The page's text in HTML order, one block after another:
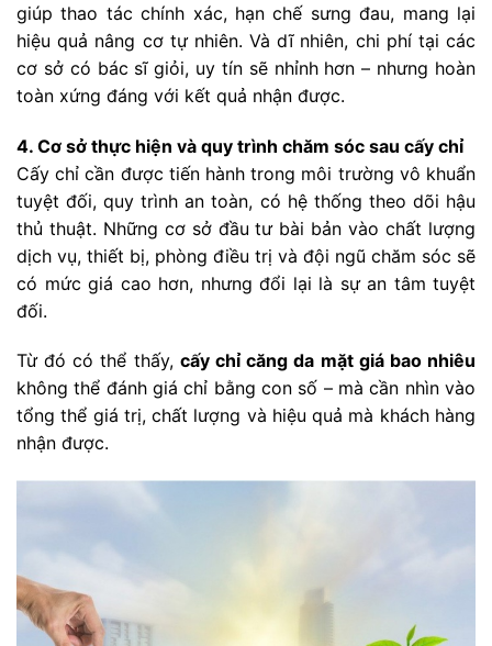
giúp thao tác chính xác, hạn chế sưng đau, mang lại
hiệu quả nâng cơ tự nhiên. Và dĩ nhiên, chi phí tại các
cơ sở có bác sĩ giỏi, uy tín sẽ nhỉnh hơn – nhưng hoàn
toàn xứng đáng với kết quả nhận được.
4. Cơ sở thực hiện và quy trình chăm sóc sau cấy chỉ
Cấy chỉ cần được tiến hành trong môi trường vô khuẩn
tuyệt đối, quy trình an toàn, có hệ thống theo dõi hậu
thủ thuật. Những cơ sở đầu tư bài bản vào chất lượng
dịch vụ, thiết bị, phòng điều trị và đội ngũ chăm sóc sẽ
có mức giá cao hơn, nhưng đổi lại là sự an tâm tuyệt
đối.
Từ đó có thể thấy, cấy chỉ căng da mặt giá bao nhiêu
không thể đánh giá chỉ bằng con số – mà cần nhìn vào
tổng thể giá trị, chất lượng và hiệu quả mà khách hàng
nhận được.